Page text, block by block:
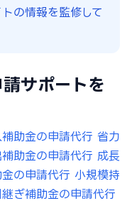
の情報を監修して
サポートを
助金の申請代行 省力
助金の申請代行 成長
の申請代行 小規模持
ぎ補助金の申請代行